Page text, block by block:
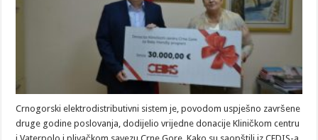
Crnogorski elektrodistributivni sistem je, povodom uspješno završene
druge godine poslovanja, dodijelio vrijedne donacije Kliničkom centru